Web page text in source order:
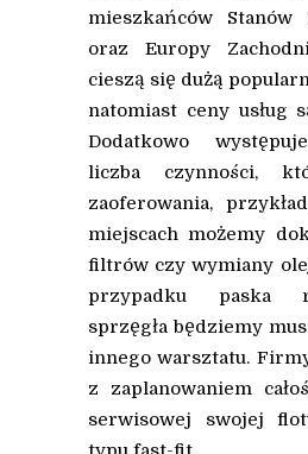
mieszkańców Stanów
oraz Europy
cieszą się dużą
natomiast ceny usług
Dodatkowo
liczba czynności,
zaoferowania,
miejscach możemy
filtrów czy wymiany
przypadku paska
sprzęgła będziemy
innego warsztatu.
z zaplanowaniem
serwisowej swojej